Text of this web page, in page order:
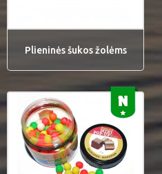
Plieninės šukos žolėms